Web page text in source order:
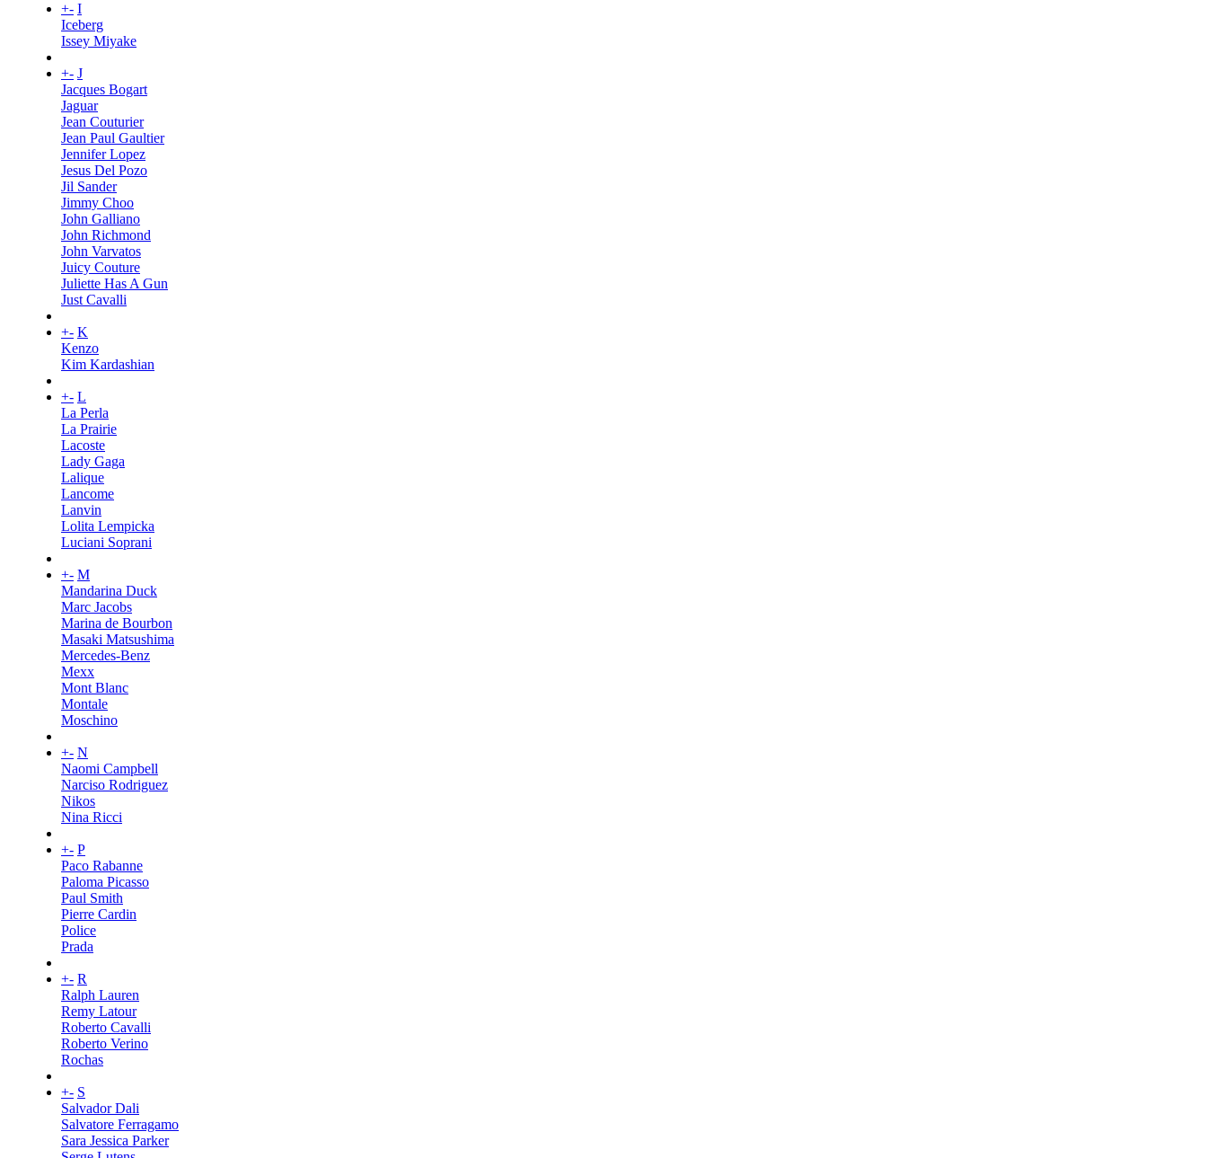
+- I
Iceberg
Issey Miyake
+- J
Jacques Bogart
Jaguar
Jean Couturier
Jean Paul Gaultier
Jennifer Lopez
Jesus Del Pozo
Jil Sander
Jimmy Choo
John Galliano
John Richmond
John Varvatos
Juicy Couture
Juliette Has A Gun
Just Cavalli
+- K
Kenzo
Kim Kardashian
+- L
La Perla
La Prairie
Lacoste
Lady Gaga
Lalique
Lancome
Lanvin
Lolita Lempicka
Luciani Soprani
+- M
Mandarina Duck
Marc Jacobs
Marina de Bourbon
Masaki Matsushima
Mercedes-Benz
Mexx
Mont Blanc
Montale
Moschino
+- N
Naomi Campbell
Narciso Rodriguez
Nikos
Nina Ricci
+- P
Paco Rabanne
Paloma Picasso
Paul Smith
Pierre Cardin
Police
Prada
+- R
Ralph Lauren
Remy Latour
Roberto Cavalli
Roberto Verino
Rochas
+- S
Salvador Dali
Salvatore Ferragamo
Sara Jessica Parker